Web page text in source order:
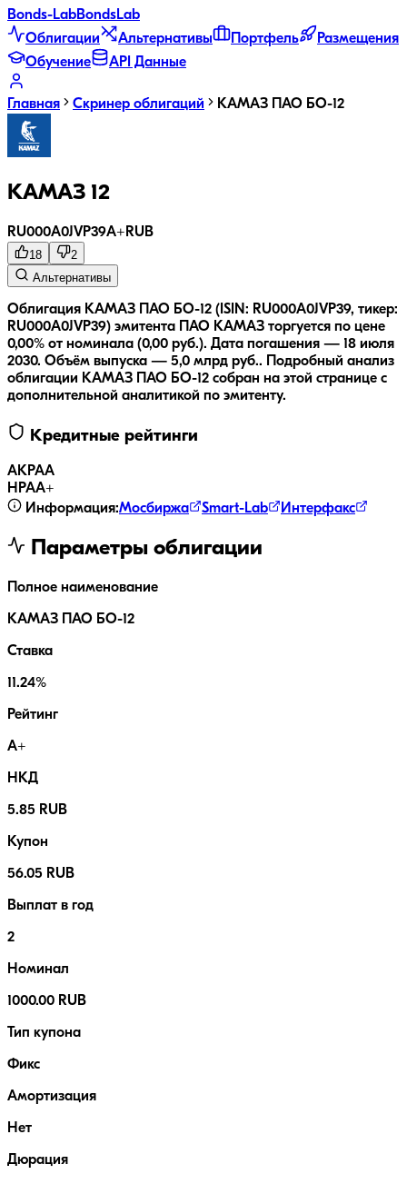
Bonds-LabBondsLab
Облигации
Альтернативы Портфель
Размещения
Обучение
API Данные
Главная Скринер облигаций КАМАЗ ПАО БО-12
КАМАЗ 12
RU000A0JVP39A+ RUB
18
2
Альтернативы
Облигация КАМАЗ ПАО БО-12 (ISIN: RU000A0JVP39, тикер:
RU000A0JVP39) эмитента ПАО КАМАЗ торгуется по цене
0,00% от номинала (0,00 руб.). Дата погашения — 18 июля
2030. Объём выпуска — 5,0 млрд руб..
Подробный анализ
облигации КАМАЗ ПАО БО-12 собран на этой странице с
дополнительной аналитикой по эмитенту.
Кредитные рейтинги
АКРАA
НРАA+
Информация:Мосбиржа Smart-Lab Интерфакс
Параметры облигации
Полное наименование
КАМАЗ ПАО БО-12
Ставка
11.24%
Рейтинг
A+
НКД
5.85 RUB
Купон
56.05 RUB
Выплат в год
2
Номинал
1000.00 RUB
Тип купона
Фикс
Амортизация
Нет
Дюрация